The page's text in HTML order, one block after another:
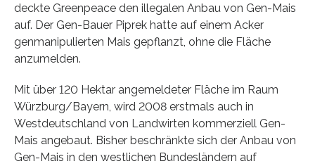
deckte Greenpeace den illegalen Anbau von Gen-Mais
auf. Der Gen-Bauer Piprek hatte auf einem Acker
genmanipulierten Mais gepflanzt, ohne die Fläche
anzumelden.
Mit über 120 Hektar angemeldeter Fläche im Raum
Würzburg/Bayern, wird 2008 erstmals auch in
Westdeutschland von Landwirten kommerziell Gen-
Mais angebaut. Bisher beschränkte sich der Anbau von
Gen-Mais in den westlichen Bundesländern auf